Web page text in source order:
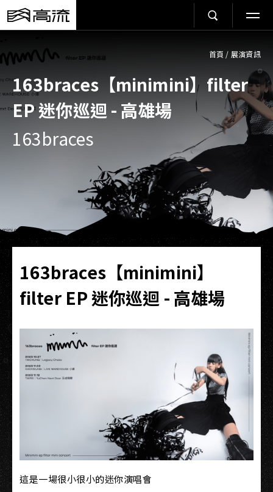
首頁 / 展演資訊
163braces【minimini】filter
EP 迷你巡迴 - 高雄場
163braces
163braces【minimini】
filter EP 迷你巡迴 - 高雄場
這是一場很小很小的迷你演唱會